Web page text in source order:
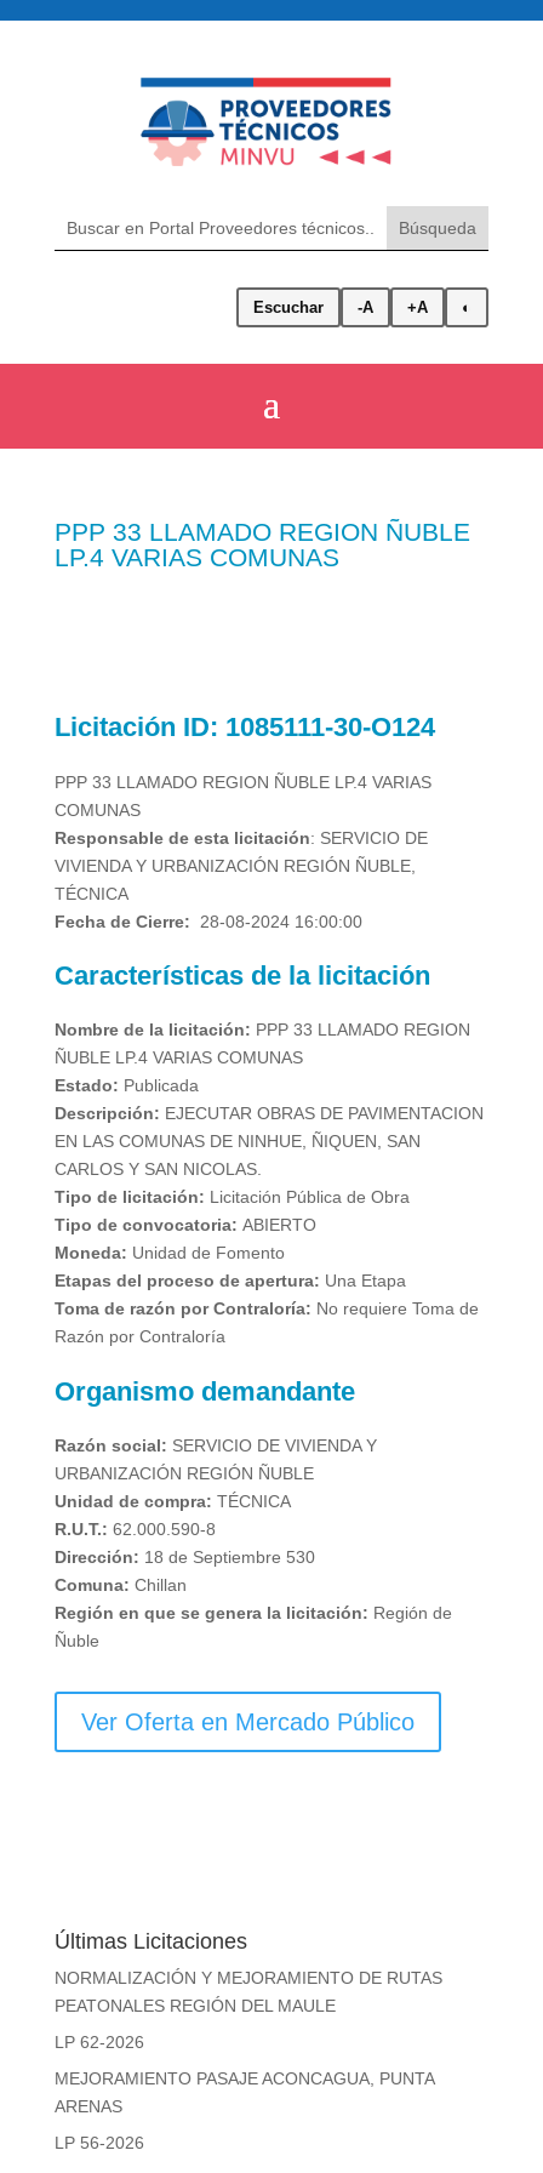
Escuchar -A +A ◐
PPP 33 LLAMADO REGION ÑUBLE
LP.4 VARIAS COMUNAS
Licitación ID: 1085111-30-O124
PPP 33 LLAMADO REGION ÑUBLE LP.4 VARIAS
COMUNAS
Responsable de esta licitación: SERVICIO DE
VIVIENDA Y URBANIZACIÓN REGIÓN ÑUBLE,
TÉCNICA
Fecha de Cierre:
28-08-2024 16:00:00
Características de la licitación
Nombre de la licitación: PPP 33 LLAMADO REGION
ÑUBLE LP.4 VARIAS COMUNAS
Estado: Publicada
Descripción: EJECUTAR OBRAS DE PAVIMENTACION
EN LAS COMUNAS DE NINHUE, ÑIQUEN, SAN
CARLOS Y SAN NICOLAS.
Tipo de licitación: Licitación Pública de Obra
Tipo de convocatoria: ABIERTO
Moneda: Unidad de Fomento
Etapas del proceso de apertura: Una Etapa
Toma de razón por Contraloría: No requiere Toma de
Razón por Contraloría
Organismo demandante
Razón social: SERVICIO DE VIVIENDA Y
URBANIZACIÓN REGIÓN ÑUBLE
Unidad de compra: TÉCNICA
R.U.T.: 62.000.590-8
Dirección: 18 de Septiembre 530
Comuna: Chillan
Región en que se genera la licitación: Región de
Ñuble
Ver Oferta en Mercado Público
Últimas Licitaciones
NORMALIZACIÓN Y MEJORAMIENTO DE RUTAS
PEATONALES REGIÓN DEL MAULE
LP 62-2026
MEJORAMIENTO PASAJE ACONCAGUA, PUNTA
ARENAS
LP 56-2026